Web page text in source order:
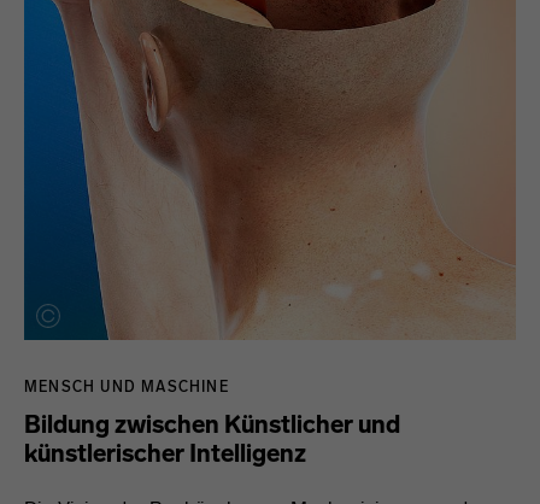
MENSCH UND MASCHINE
Bildung zwischen Künstlicher und
künstlerischer Intelligenz